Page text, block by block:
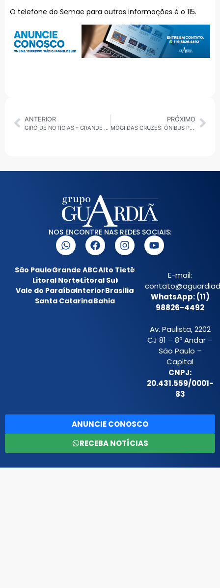
O telefone do Semae para outras informações é o 115.
ANTERIOR
GIRO DE NOTÍCIAS – GRANDE ABC 26/08/2025
PRÓXIMO
MOGI DAS CRUZES: ÔNIBUS PEGA FOGO NA ENTRADA DA CIDADE E CAUSA CONGESTIONAMENTO
NOS ENCONTRE NAS REDES SOCIAIS:
São PauloGrande ABCAlto Tietê
Litoral NorteLitoral Sul
Vale do ParaíbaInteriorBrasília
Santa CatarinaBahia
E-mail:
WhatsApp: (11)
98826-4492
Av. Paulista, 2202
CJ 81 – 8º Andar –
São Paulo –
Capital
CNPJ:
20.431.559/0001-
83
ANUNCIE CONOSCO
RECEBA NOTÍCIAS